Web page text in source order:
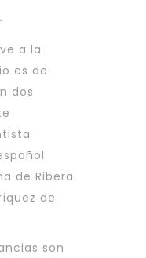
a la
es de
dos
de Ribera
de
son